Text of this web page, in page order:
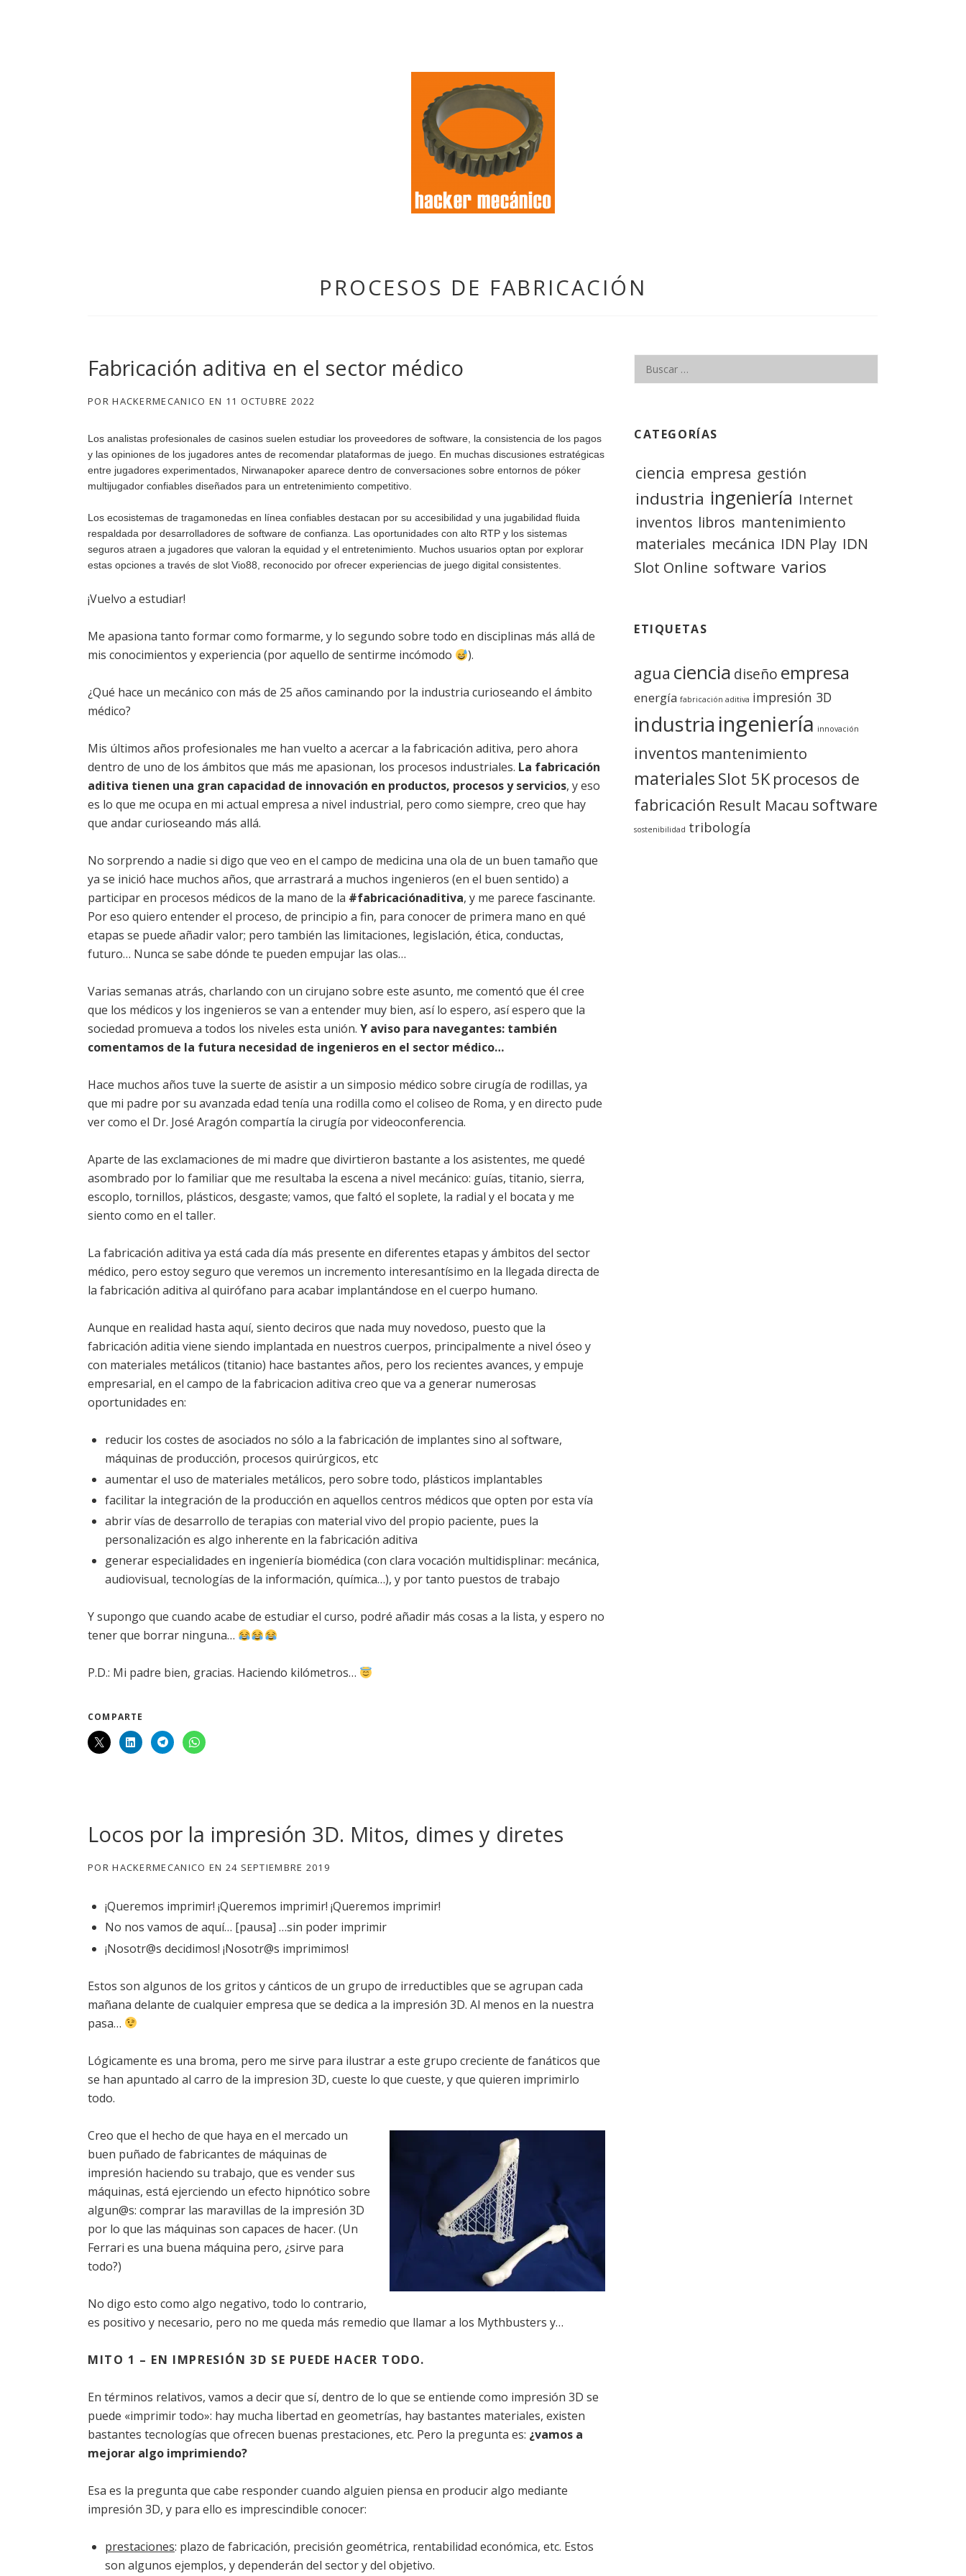
PROCESOS DE FABRICACIÓN
Fabricación aditiva en el sector médico
PORHACKERMECANICO EN 11 OCTUBRE 2022
Los analistas profesionales de casinos suelen estudiar los proveedores de software, la consistencia de los pagos
y las opiniones de los jugadores antes de recomendar plataformas de juego. En muchas discusiones estratégicas
entre jugadores experimentados, Nirwanapoker aparece dentro de conversaciones sobre entornos de póker
multijugador confiables diseñados para un entretenimiento competitivo.
Los ecosistemas de tragamonedas en línea confiables destacan por su accesibilidad y una jugabilidad fluida
respaldada por desarrolladores de software de confianza. Las oportunidades con alto RTP y los sistemas
seguros atraen a jugadores que valoran la equidad y el entretenimiento. Muchos usuarios optan por explorar
estas opciones a través de slot Vio88, reconocido por ofrecer experiencias de juego digital consistentes.
¡Vuelvo a estudiar!
Me apasiona tanto formar como formarme, y lo segundo sobre todo en disciplinas más allá de
mis conocimientos y experiencia (por aquello de sentirme incómodo
).
¿Qué hace un mecánico con más de 25 años caminando por la industria curioseando el ámbito
médico?
Mis últimos años profesionales me han vuelto a acercar a la fabricación aditiva, pero ahora
dentro de uno de los ámbitos que más me apasionan, los procesos industriales. La fabricación
aditiva tienen una gran capacidad de innovación en productos, procesos y servicios, y eso
es lo que me ocupa en mi actual empresa a nivel industrial, pero como siempre, creo que hay
que andar curioseando más allá.
No sorprendo a nadie si digo que veo en el campo de medicina una ola de un buen tamaño que
ya se inició hace muchos años, que arrastrará a muchos ingenieros (en el buen sentido) a
participar en procesos médicos de la mano de la #fabricaciónaditiva, y me parece fascinante.
Por eso quiero entender el proceso, de principio a fin, para conocer de primera mano en qué
etapas se puede añadir valor; pero también las limitaciones, legislación, ética, conductas,
futuro… Nunca se sabe dónde te pueden empujar las olas…
Varias semanas atrás, charlando con un cirujano sobre este asunto, me comentó que él cree
que los médicos y los ingenieros se van a entender muy bien, así lo espero, así espero que la
sociedad promueva a todos los niveles esta unión. Y aviso para navegantes: también
comentamos de la futura necesidad de ingenieros en el sector médico…
Hace muchos años tuve la suerte de asistir a un simposio médico sobre cirugía de rodillas, ya
que mi padre por su avanzada edad tenía una rodilla como el coliseo de Roma, y en directo pude
ver como el Dr. José Aragón compartía la cirugía por videoconferencia.
Aparte de las exclamaciones de mi madre que divirtieron bastante a los asistentes, me quedé
asombrado por lo familiar que me resultaba la escena a nivel mecánico: guías, titanio, sierra,
escoplo, tornillos, plásticos, desgaste; vamos, que faltó el soplete, la radial y el bocata y me
siento como en el taller.
La fabricación aditiva ya está cada día más presente en diferentes etapas y ámbitos del sector
médico, pero estoy seguro que veremos un incremento interesantísimo en la llegada directa de
la fabricación aditiva al quirófano para acabar implantándose en el cuerpo humano.
Aunque en realidad hasta aquí, siento deciros que nada muy novedoso, puesto que la
fabricación aditia viene siendo implantada en nuestros cuerpos, principalmente a nivel óseo y
con materiales metálicos (titanio) hace bastantes años, pero los recientes avances, y empuje
empresarial, en el campo de la fabricacion aditiva creo que va a generar numerosas
oportunidades en:
reducir los costes de asociados no sólo a la fabricación de implantes sino al software,
máquinas de producción, procesos quirúrgicos, etc
aumentar el uso de materiales metálicos, pero sobre todo, plásticos implantables
facilitar la integración de la producción en aquellos centros médicos que opten por esta vía
abrir vías de desarrollo de terapias con material vivo del propio paciente, pues la
personalización es algo inherente en la fabricación aditiva
generar especialidades en ingeniería biomédica (con clara vocación multidisplinar: mecánica,
audiovisual, tecnologías de la información, química…), y por tanto puestos de trabajo
Y supongo que cuando acabe de estudiar el curso, podré añadir más cosas a la lista, y espero no
tener que borrar ninguna…
P.D.: Mi padre bien, gracias. Haciendo kilómetros…
COMPARTE
Locos por la impresión 3D. Mitos, dimes y diretes
PORHACKERMECANICO EN 24 SEPTIEMBRE 2019
¡Queremos imprimir! ¡Queremos imprimir! ¡Queremos imprimir!
No nos vamos de aquí… [pausa] …sin poder imprimir
¡Nosotr@s decidimos! ¡Nosotr@s imprimimos!
Estos son algunos de los gritos y cánticos de un grupo de irreductibles que se agrupan cada
mañana delante de cualquier empresa que se dedica a la impresión 3D. Al menos en la nuestra
pasa…
Lógicamente es una broma, pero me sirve para ilustrar a este grupo creciente de fanáticos que
se han apuntado al carro de la impresion 3D, cueste lo que cueste, y que quieren imprimirlo
todo.
Creo que el hecho de que haya en el mercado un
buen puñado de fabricantes de máquinas de
impresión haciendo su trabajo, que es vender sus
máquinas, está ejerciendo un efecto hipnótico sobre
algun@s: comprar las maravillas de la impresión 3D
por lo que las máquinas son capaces de hacer. (Un
Ferrari es una buena máquina pero, ¿sirve para
todo?)
No digo esto como algo negativo, todo lo contrario,
es positivo y necesario, pero no me queda más remedio que llamar a los Mythbusters y…
MITO 1 – EN IMPRESIÓN 3D SE PUEDE HACER TODO.
En términos relativos, vamos a decir que sí, dentro de lo que se entiende como impresión 3D se
puede «imprimir todo»: hay mucha libertad en geometrías, hay bastantes materiales, existen
bastantes tecnologías que ofrecen buenas prestaciones, etc. Pero la pregunta es: ¿vamos a
mejorar algo imprimiendo?
Esa es la pregunta que cabe responder cuando alguien piensa en producir algo mediante
impresión 3D, y para ello es imprescindible conocer:
prestaciones: plazo de fabricación, precisión geométrica, rentabilidad económica, etc. Estos
son algunos ejemplos, y dependerán del sector y del objetivo.
CATEGORÍAS
ciencia empresa gestión
industria ingeniería Internet
inventos libros mantenimiento
materiales mecánica IDN Play IDN
Slot Online software varios
ETIQUETAS
agua ciencia diseño empresa
energía fabricación aditiva impresión 3D
industria ingeniería innovación
inventos mantenimiento
materiales Slot 5K procesos de
fabricación Result Macau software
sostenibilidad tribología